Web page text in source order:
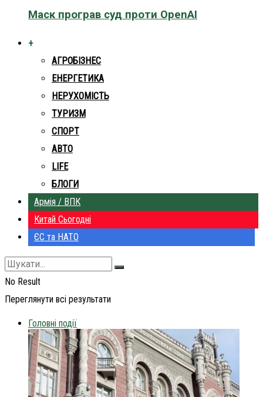
Маск програв суд проти OpenAI
+
АГРОБІЗНЕС
ЕНЕРГЕТИКА
НЕРУХОМІСТЬ
ТУРИЗМ
СПОРТ
АВТО
LIFE
БЛОГИ
Армія / ВПК
Китай Сьогодні
ЄС та НАТО
No Result
Переглянути всі результати
Головні події